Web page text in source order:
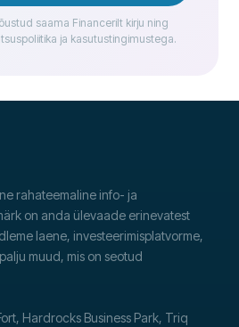
saama Financerilt kirju ning
ja kasutustingimustega.
rahateemaline info- ja
on anda ülevaade erinevatest
laene, investeerimisplatvorme,
muud, mis on seotud
Hardrocks Business Park, Triq